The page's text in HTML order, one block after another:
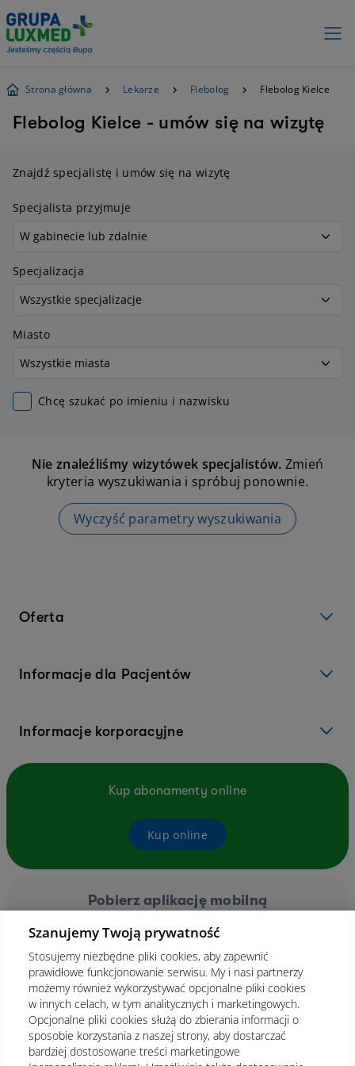
Strona główna Lekarze Flebolog Flebolog Kielce
Flebolog Kielce - umów się na wizytę
Znajdź specjalistę i umów się na wizytę
Specjalista przyjmuje
Specjalizacja
Miasto
Chcę szukać po imieniu i nazwisku
Nie znaleźliśmy wizytówek specjalistów. Zmień
kryteria wyszukiwania i spróbuj ponownie.
Wyczyść parametry wyszukiwania
Oferta
Informacje dla Pacjentów
Informacje korporacyjne
Kup abonamenty online
Kup online
Pobierz aplikację mobilną
Szanujemy Twoją prywatność
Stosujemy niezbędne pliki cookies, aby zapewnić
prawidłowe funkcjonowanie serwisu. My i nasi partnerzy
możemy również wykorzystywać opcjonalne pliki cookies
w innych celach, w tym analitycznych i marketingowych.
Opcjonalne pliki cookies służą do zbierania informacji o
sposobie korzystania z naszej strony, aby dostarczać
bardziej dostosowane treści marketingowe